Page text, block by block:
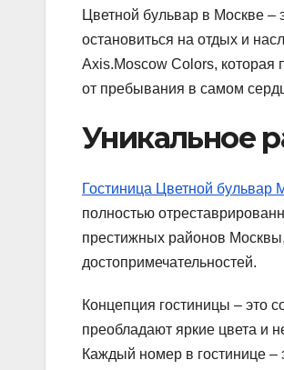
Цветной бульвар в Москве –
остановиться на отдых и
Axis.Moscow Colors, которая
от пребывания в самом
Уникальное
Гостиница Цветной бульвар
полностью
престижных районов
достопримечательностей.
Концепция гостиницы – это
преобладают яркие цвета и
Каждый номер в гостинице –